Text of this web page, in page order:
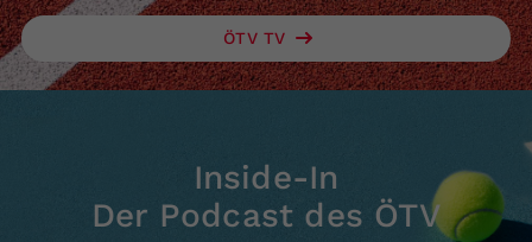
ÖTV TV
Inside-In
Der Podcast des ÖTV